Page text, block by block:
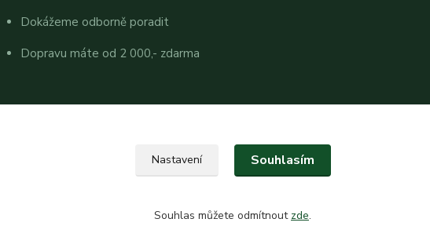
Dokážeme odborně poradit
Dopravu máte od 2 000,- zdarma
Nastavení Souhlasím
Souhlas můžete odmítnout zde.